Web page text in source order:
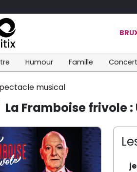
Humour Famille Concert
musical
La Framboise frivole :